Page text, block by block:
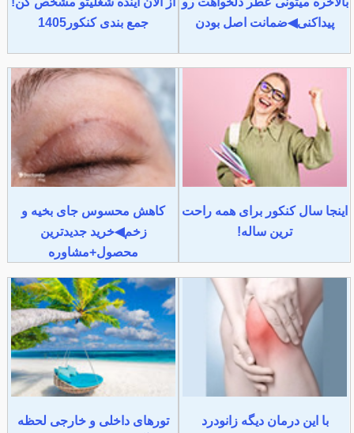
پیداکنی◀ضمانت اصل بودن
جمع بندی کنکور1405
اینجا سال کنکور برای همه راحت
ترین ساله!
کاهش محسوس جای بخیه و
زخم◀خرید جدیدترین
محصول+مشاوره
با این درمان دیگه زانودرد
تورهای داخلی و خارجی لحظه